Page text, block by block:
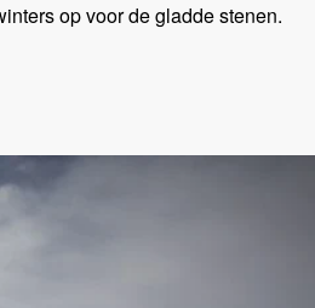
op voor de gladde stenen.